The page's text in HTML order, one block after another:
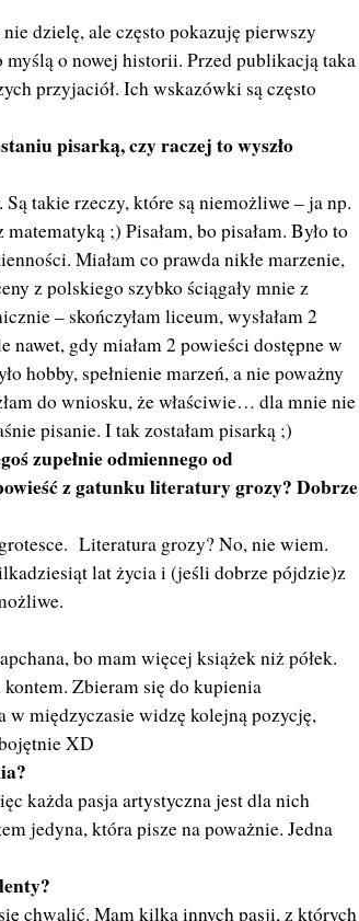
dzielę, ale często pokazuję pierwszy
o nowej historii. Przed publikacją taka
przyjaciół. Ich wskazówki są często
pisarką, czy raczej to wyszło
takie rzeczy, które są niemożliwe – ja np.
;) Pisałam, bo pisałam. Było to
Miałam co prawda nikłe marzenie,
z polskiego szybko ściągały mnie z
– skończyłam liceum, wysłałam 2
gdy miałam 2 powieści dostępne w
hobby, spełnienie marzeń, a nie poważny
do wniosku, że właściwie… dla mnie nie
pisanie. I tak zostałam pisarką ;)
zupełnie odmiennego od
z gatunku literatury grozy? Dobrze
Literatura grozy? No, nie wiem.
lat życia i (jeśli dobrze pójdzie)z
bo mam więcej książek niż półek.
Zbieram się do kupienia
w międzyczasie widzę kolejną pozycję,
XD
każda pasja artystyczna jest dla nich
jedyna, która pisze na poważnie. Jedna
chwalić. Mam kilka innych pasji, z których